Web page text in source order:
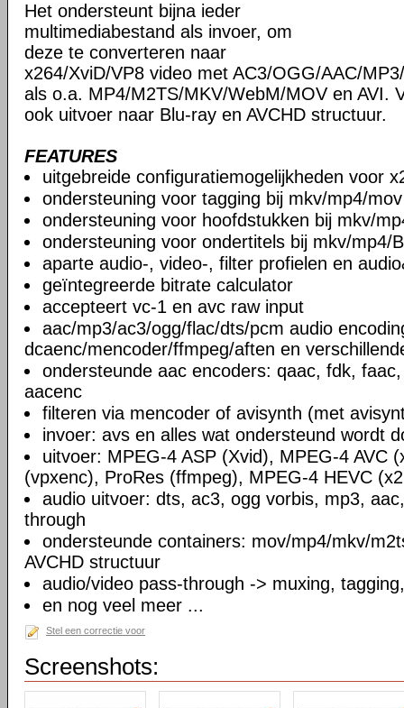
Het ondersteunt bijna ieder
multimediabestand als invoer, om
deze te converteren naar
x264/XviD/VP8 video met AC3/OGG/AAC/
als o.a. MP4/M2TS/MKV/WebM/MOV en AVI.
ook uitvoer naar Blu-ray en AVCHD structuur.
FEATURES
uitgebreide configuratiemogelijkheden voor
ondersteuning voor tagging bij mkv/mp4/mov
ondersteuning voor hoofdstukken bij mkv/
ondersteuning voor ondertitels bij mkv/mp4/
aparte audio-, video-, filter profielen en
geïntegreerde bitrate calculator
accepteert vc-1 en avc raw input
aac/mp3/ac3/ogg/flac/dts/pcm audio
dcaenc/mencoder/ffmpeg/aften en
ondersteunde aac encoders: qaac, fdk,
aacenc
filteren via mencoder of avisynth (met
invoer: avs en alles wat ondersteund wordt
uitvoer: MPEG-4 ASP (Xvid), MPEG-4 AVC
(vpxenc), ProRes (ffmpeg), MPEG-4 HEVC
audio uitvoer: dts, ac3, ogg vorbis, mp3,
through
ondersteunde containers: mov/mp4/mkv/
AVCHD structuur
audio/video pass-through -> muxing,
en nog veel meer ...
Stel een correctie voor
Screenshots: